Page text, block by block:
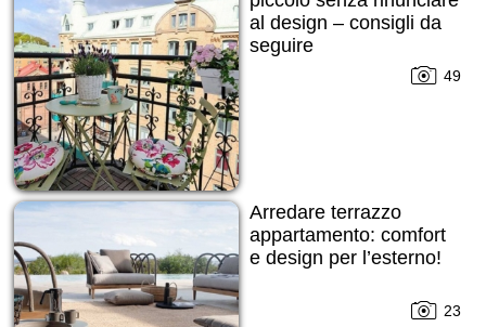
al design – consigli da
seguire
49
Arredare terrazzo
appartamento: comfort
e design per l’esterno!
23